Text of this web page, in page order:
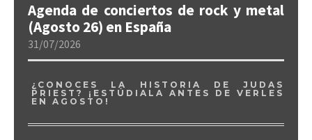
Agenda de conciertos de rock y metal
(Agosto 26) en España
31/07/2026
¿CONOCES LA HISTORIA DE JUDAS
PRIEST? ¡ESTÚDIALA ANTES DE VERLES
EN AGOSTO!